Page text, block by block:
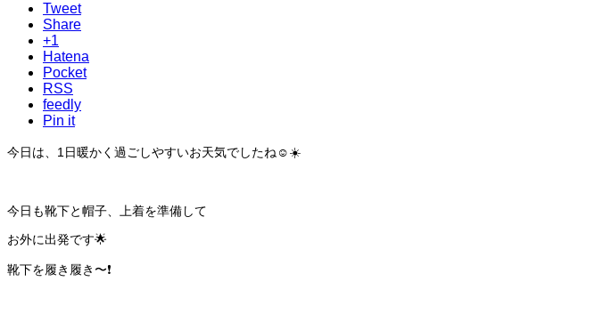
Tweet
Share
+1
Hatena
Pocket
RSS
feedly
Pin it
今日は、1日暖かく過ごしやすいお天気でしたね☺️☀️
今日も靴下と帽子、上着を準備して
お外に出発です🌟
靴下を履き履き〜❗️